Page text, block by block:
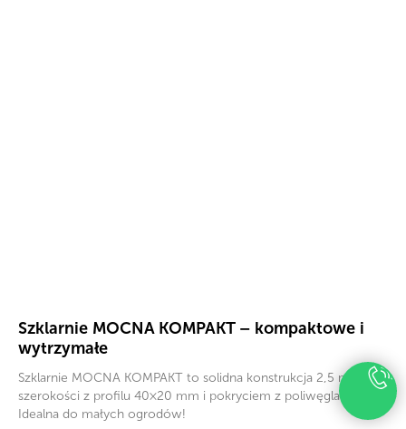
Szklarnie MOCNA KOMPAKT – kompaktowe i
wytrzymałe
Szklarnie MOCNA KOMPAKT to solidna konstrukcja 2,5 m
szerokości z profilu 40×20 mm i pokryciem z poliwęglanu.
Idealna do małych ogrodów!